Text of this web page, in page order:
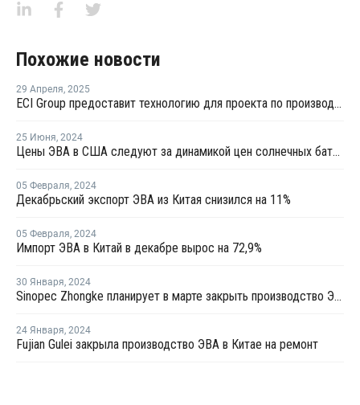
Похожие новости
29 Апреля, 2025
ECI Group предоставит технологию для проекта по производству сополимеров в Китае
25 Июня, 2024
Цены ЭВА в США следуют за динамикой цен солнечных батарей
05 Февраля, 2024
Декабрьский экспорт ЭВА из Китая снизился на 11%
05 Февраля, 2024
Импорт ЭВА в Китай в декабре вырос на 72,9%
30 Января, 2024
Sinopec Zhongke планирует в марте закрыть производство ЭВА в Китае на ремонт
24 Января, 2024
Fujian Gulei закрыла производство ЭВА в Китае на ремонт